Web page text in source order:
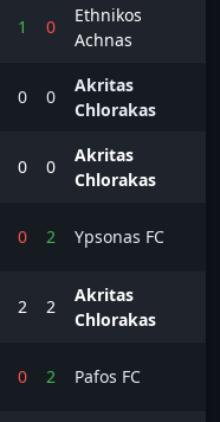
1 0
Ethnikos
Achnas
0 0
Akritas
Chlorakas
0 0
Akritas
Chlorakas
0 2 Ypsonas FC
2 2
Akritas
Chlorakas
0 2 Pafos FC